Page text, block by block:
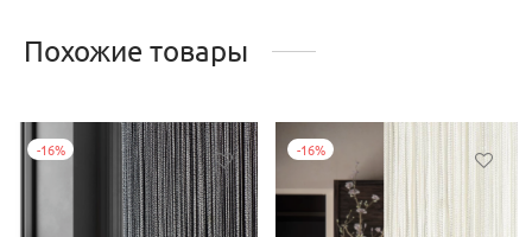
Похожие товары
-16% -16%